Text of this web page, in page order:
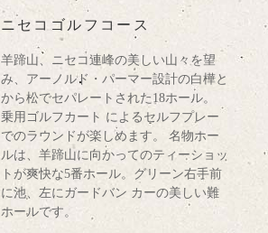
ニセコゴルフコース
羊蹄山、ニセコ連峰の美しい山々を望
み、アーノルド・パーマー設計の白樺と
から松でセパレートされた18ホール。
乗用ゴルフカート によるセルフプレー
でのラウンドが楽しめます。 名物ホー
ルは、羊蹄山に向かってのティーショッ
トが爽快な5番ホール。グリーン右手前
に池、左にガードバン カーの美しい難
ホールです。